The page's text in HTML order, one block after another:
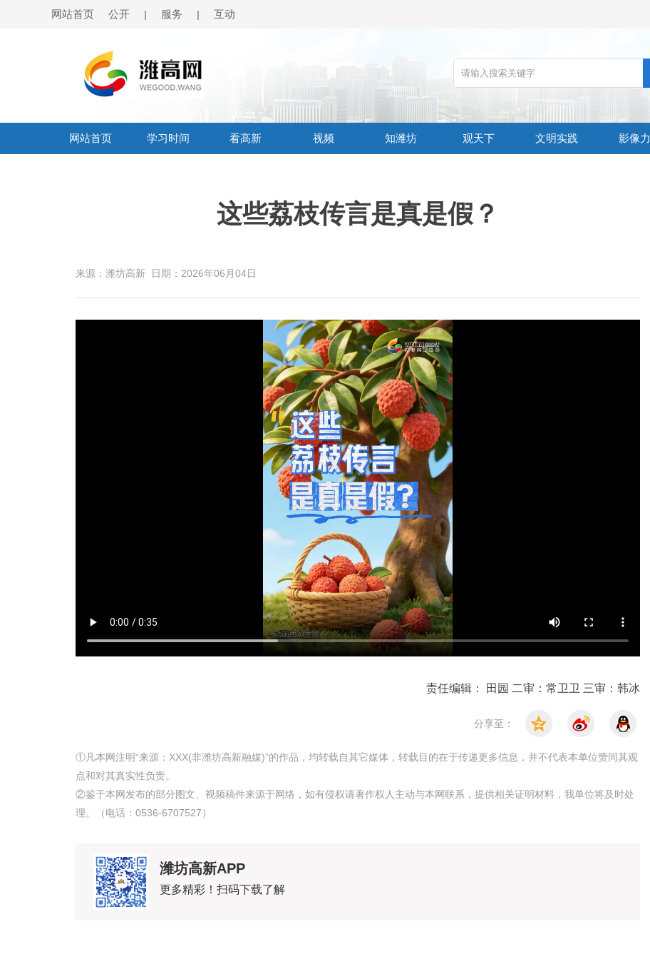
网站首页 公开 | 服务 | 互动
网站首页 学习时间 看高新 视频 知潍坊 观天下 文明实践 影像力
这些荔枝传言是真是假？
来源：潍坊高新 日期：2026年06月04日
责任编辑： 田园 二审：常卫卫 三审：韩冰
分享至：
①凡本网注明“来源：XXX(非潍坊高新融媒)”的作品，均转载自其它媒体，转载目的在于传递更多信息，并不代表本单位赞同其观
点和对其真实性负责。
②鉴于本网发布的部分图文、视频稿件来源于网络，如有侵权请著作权人主动与本网联系，提供相关证明材料，我单位将及时处
理。（电话：0536-6707527）
潍坊高新APP
更多精彩！扫码下载了解